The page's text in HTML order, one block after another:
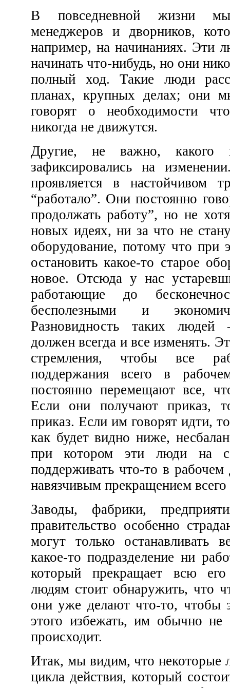
В повседневной жизни мы встречаем
менеджеров и дворников, которые
например, на начинаниях. Эти люди могут день и ночь
начинать что-нибудь, но они никогда не пускают дело на
полный ход. Такие люди рассказывают о больших
планах, крупных делах; они много и с энтузиазмом
говорят о необходимости что-то делать, но сами
никогда не движутся.
Другие, не важно, какого класса или разряда,
зафиксировались на изменении. У них это обычно
проявляется в настойчивом требовании, чтобы все
“работало”. Они постоянно говорят о том, что “нужно
продолжать работу”, но не хотят
новых идеях, ни за что не станут устанавливать
оборудование, потому что при этом будет необходимо
остановить какое-то старое оборудование и запустить
новое. Отсюда у нас устаревшие заводы и системы,
работающие до бесконечности, давно ставшие
бесполезными и экономически невыгодными.
Разновидность таких людей — человек, который
должен всегда и все изменять. Это еще одно проявление
стремления, чтобы все работало, но, вместо
поддержания всего в рабочем режиме, эти люди
постоянно перемещают все, что можно переместить.
Если они получают приказ, то они изменяют этот
приказ. Если им говорят идти, то они остаются. Но это,
как будет видно ниже, несбалансированное состояние,
при котором эти люди на самом деле не хотят
поддерживать что-то в рабочем
навязчивым прекращением
Заводы, фабрики, предприятия, корабли и даже
правительство особенно страдают от людей, которые
могут только останавливать вещи. Как бы хорошо
какое-то подразделение ни работало, издается приказ,
который прекращает всю его
людям стоит обнаружить, что
они уже делают что-то, чтобы это
этого избежать, им обычно не
происходит.
Итак, мы видим, что некоторые люди нарушают законы
цикла действия, который состоит из начала, изменения